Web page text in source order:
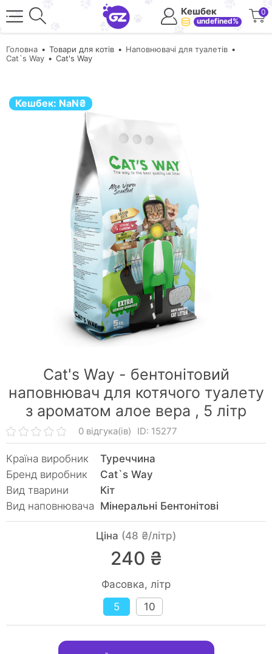
Кешбек
undefined%
0
Головна Товари для котів
Наповнювачі для туалетів
Cat`s Way
Cat's Way
Кешбек: NaN₴
Cat's Way - бентонітовий
наповнювач для котячого туалету
з ароматом алое вера , 5 літр
0 відгука(ів) ID: 15277
Країна виробник
Туреччина
Бренд виробник
Cat`s Way
Вид тварини
Кiт
Вид наповнювача Мінеральні Бентонітові
Ціна (48 ₴/літр)
240 ₴
Фасовка, літр
5
10